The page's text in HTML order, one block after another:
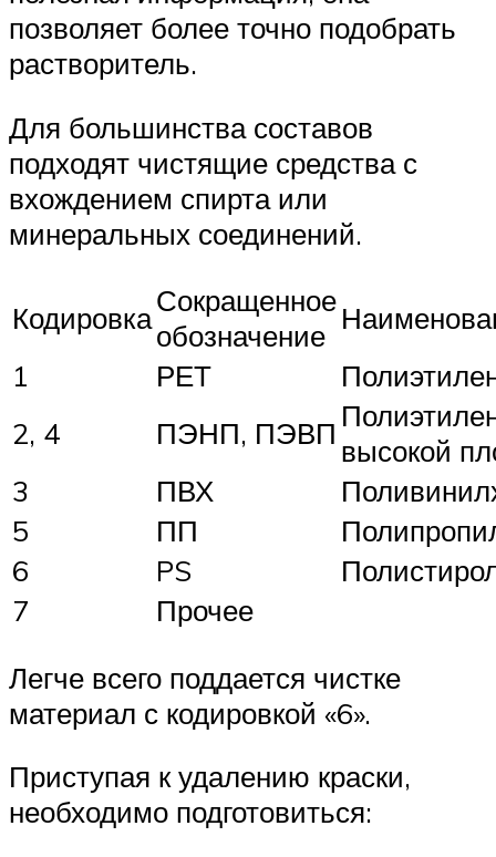
позволяет более точно подобрать
растворитель.
Для большинства составов
подходят чистящие средства с
вхождением спирта или
минеральных соединений.
КодировкаСокращенное
обозначение
1
РЕТ
2, 4
ПЭНП, ПЭВП высокой
3
ПВХ
5
ПП
6
PS
7
Прочее
Легче всего поддается чистке
материал с кодировкой «6».
Приступая к удалению краски,
необходимо подготовиться: